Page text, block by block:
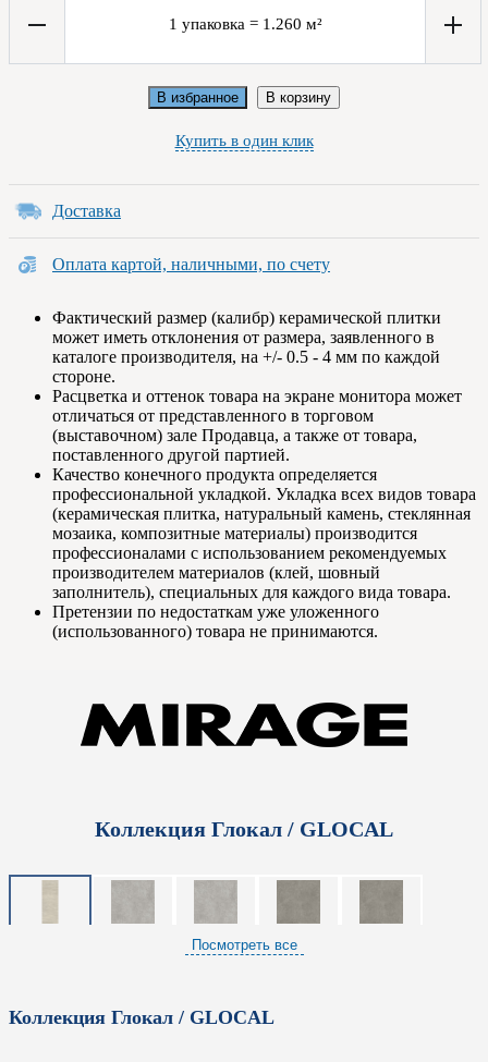
1 упаковка = 1.260 м²
В избранное В корзину
Купить в один клик
Доставка
Оплата картой, наличными, по счету
Фактический размер (калибр) керамической плитки
может иметь отклонения от размера, заявленного в
каталоге производителя, на +/- 0.5 - 4 мм по каждой
стороне.
Расцветка и оттенок товара на экране монитора может
отличаться от представленного в торговом
(выставочном) зале Продавца, а также от товара,
поставленного другой партией.
Качество конечного продукта определяется
профессиональной укладкой. Укладка всех видов товара
(керамическая плитка, натуральный камень, стеклянная
мозаика, композитные материалы) производится
профессионалами с использованием рекомендуемых
производителем материалов (клей, шовный
заполнитель), специальных для каждого вида товара.
Претензии по недостаткам уже уложенного
(использованного) товара не принимаются.
Коллекция Глокал / GLOCAL
Посмотреть все
Коллекция Глокал / GLOCAL